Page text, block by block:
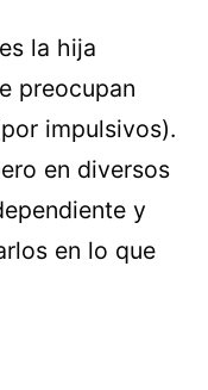
la hija
preocupan
impulsivos).
en diversos
y
en lo que